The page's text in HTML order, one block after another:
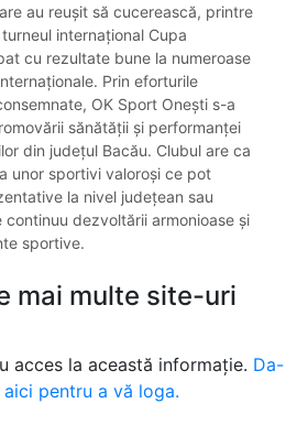
au reușit să cucerească, printre
internațional Cupa
cu rezultate bune la numeroase
Prin eforturile
OK Sport Onești s-a
sănătății și performanței
din județul Bacău. Clubul are ca
unor sportivi valoroși ce pot
la nivel județean sau
dezvoltării armonioase și
sportive.
mai multe site-uri
acces la această informație. Da-
pentru a vă loga.